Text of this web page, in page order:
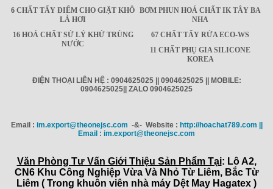
6 CHẤT TẨY ĐIỂM CHO GIẶT KHÔ
LÀ HƠI
BƠM PHUN HOÁ CHẤT IK TÂY BA
NHA
16 HOÁ CHẤT SỬ LÝ KHỬ TRÙNG
NƯỚC
67 CHẤT TẨY RỬA ECO-WS
11 CHẤT PHỤ GIA SILICONE
KOREA
ĐIỆN THOẠI LIÊN HỆ : 0904625025 || 0904625025 || MOBILE:
0904625025|| ZALO 0904625025
Email : im.export@theonejsc.com -&- Website : http://hoachat789.com ||
Email : im.export@theonejsc.com
Văn Phòng Tư Vấn Giới Thiệu Sản Phẩm Tại: Lô A2,
CN6 Khu Công Nghiệp Vừa Và Nhỏ Từ Liêm, Bắc Từ
Liêm ( Trong khuôn viên nhà máy Dệt May Hagatex )